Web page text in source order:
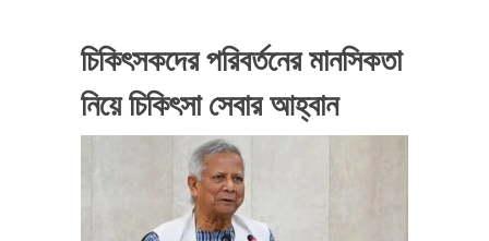
চিকিৎসকদের পরিবর্তনের মানসিকতা
নিয়ে চিকিৎসা সেবার আহ্বান